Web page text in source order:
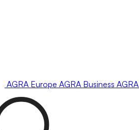
AGRA Europe AGRA Business AGRA